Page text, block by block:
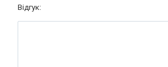
Відгук: